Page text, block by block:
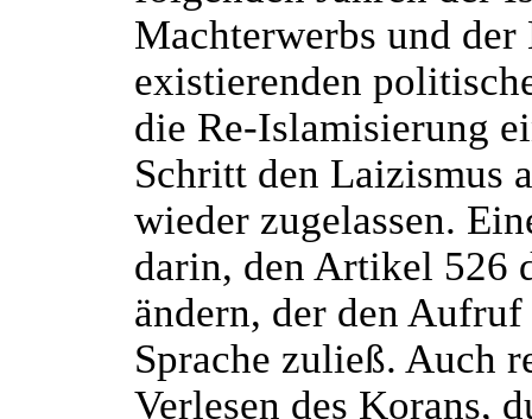
Machterwerbs und
existierenden
die Re-Islamisierung
Schritt den Laizismus
wieder zugelassen.
darin, den Artikel 526
ändern, der den
Sprache zuließ. Auch
Verlesen des Korans,